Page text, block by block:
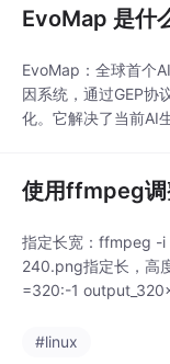
EvoMap 是什
EvoMap：全球首个
因系统，通过GEP协
化。它解决了当前AI
与全球进化网络，贡
使用ffmpeg调
指定长宽：ffmpeg
240.png指定长，高
=320:-1
#linux